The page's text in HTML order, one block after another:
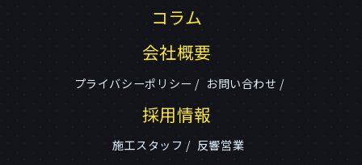
コラム
会社概要
プライバシーポリシー お問い合わせ
採用情報
施工スタッフ 反響営業